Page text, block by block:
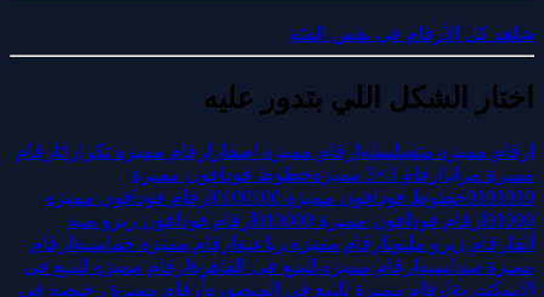
شاهد كل الأرقام في نفس الفئة
اختار الشكل اللي بتدور عليه
ارقام مميزة متسلسلة ارقام مميزة اصفار ارقام مميزة تكراراتارقام
مميزة مرايا ارقام 3×3 مميزة
خطوط فودافون مميزة
0101010خطوط فودافون مميزة 0100100
ارقام فودافون مميزة
01000 ارقام فودافون مميزة 010000
ارقام فودافون زيرو مية
ألفارقام زيرو مليونارقام مميزة رباعية ارقام مميزة خماسية ارقام
مميزة سداسية ارقام مميزة للبيع في القاهرة ارقام مميزة للبيع في
الاسكندرية ارقام مميزة للبيع في المنصورة أرقام مميزة رخيصة في